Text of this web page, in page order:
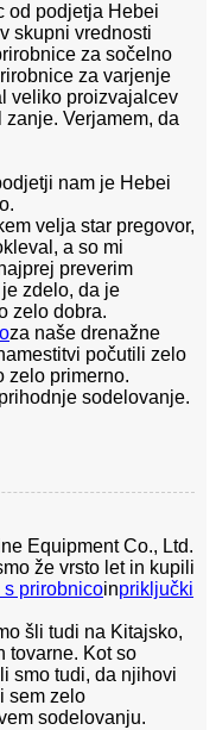
od podjetja Hebei
skupni vrednosti
za sočelno
za varjenje
veliko proizvajalcev
Verjamem, da
nam je Hebei
velja star pregovor,
a so mi
preverim
zdelo, da je
zelo dobra.
za naše drenažne
počutili zelo
zelo primerno.
sodelovanje.
Equipment Co., Ltd.
že vrsto let in kupili
s prirobnicoinpriključki
šli tudi na Kitajsko,
tovarne. Kot so
smo tudi, da njihovi
sem zelo
sodelovanju.